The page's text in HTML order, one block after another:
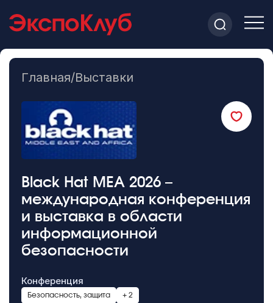
Главная/Выставки
Black Hat MEA 2026 –
международная конференция
и выставка в области
информационной
безопасности
Конференция
Безопасность, защита + 2